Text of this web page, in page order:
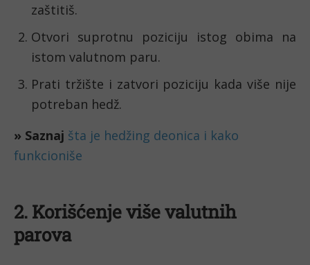
zaštitiš.
Otvori suprotnu poziciju istog obima na
istom valutnom paru.
Prati tržište i zatvori poziciju kada više nije
potreban hedž.
» Saznaj šta je hedžing deonica i kako
funkcioniše
2. Korišćenje više valutnih
parova